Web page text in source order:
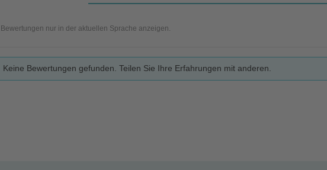
Bewertungen nur in der aktuellen Sprache anzeigen.
Keine Bewertungen gefunden. Teilen Sie Ihre Erfahrungen mit anderen.